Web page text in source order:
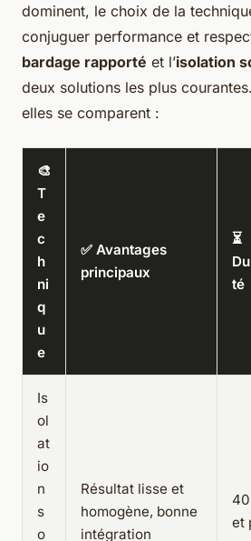
dominent, le choix de la
conjuguer performance et
bardage rapporté et l’isolation
deux solutions les plus
elles se comparent :
🎨
T
e
c
h
ni
q
u
e
✅ Avantages
principaux
⏳
té
Is
ol
at
io
n
s
o
Résultat lisse et
homogène, bonne
intégration
et